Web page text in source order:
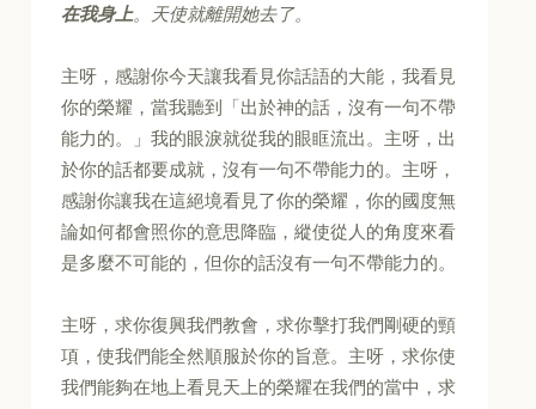
在我身上。天使就離開她去了。
主呀，感謝你今天讓我看見你話語的大能，我看見
你的榮耀，當我聽到「出於神的話，沒有一句不帶
能力的。」我的眼淚就從我的眼眶流出。主呀，出
於你的話都要成就，沒有一句不帶能力的。主呀，
感謝你讓我在這絕境看見了你的榮耀，你的國度無
論如何都會照你的意思降臨，縱使從人的角度來看
是多麼不可能的，但你的話沒有一句不帶能力的。
主呀，求你復興我們教會，求你擊打我們剛硬的頸
項，使我們能全然順服於你的旨意。主呀，求你使
我們能夠在地上看見天上的榮耀在我們的當中，求